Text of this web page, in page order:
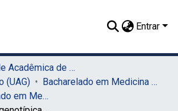
Entrar
04. Unidade Acadêmica de Garanhuns (UAG)
(UAG)
Bacharelado em Medicina Veterinária (UAG)
TCC - Bacharelado em Medicina Veterinária (UAG)